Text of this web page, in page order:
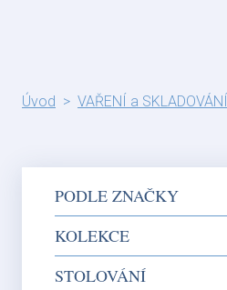
Úvod VAŘENÍ a SKLADOVÁNÍ
PODLE ZNAČKY
KOLEKCE
STOLOVÁNÍ